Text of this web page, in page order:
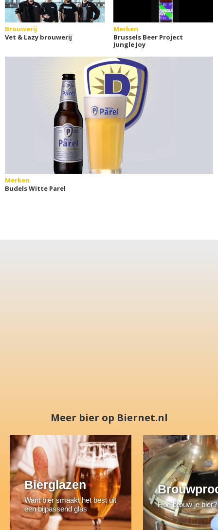
Brouwerij
Vet & Lazy brouwerij
Merken
Brussels Beer Project
Jungle Joy
Merken
Budels Witte Parel
Meer bier op Biernet.nl
Bierglazen
Want bier smaakt het best uit
een bijpassend glas
Hoe brouw je bier?